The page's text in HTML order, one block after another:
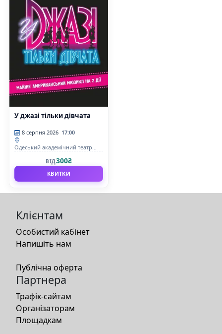
У джазі тільки дівчата
8 серпня 2026 17:00
Одеський академічний театр
ВІД300₴
КВИТКИ
Клієнтам
Особистий кабінет
Напишіть нам
Публічна оферта
Партнера
Трафік-сайтам
Організаторам
Площадкам